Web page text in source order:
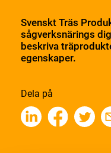
Svenskt Träs
sågverksnärings
beskriva
egenskaper.
Dela på